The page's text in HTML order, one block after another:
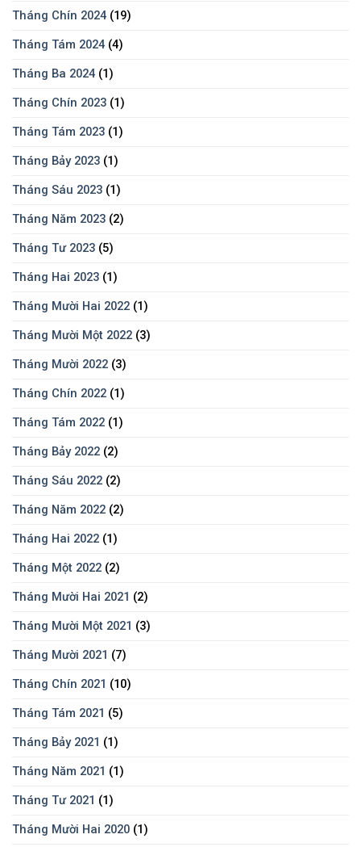
Tháng Chín 2024 (19)
Tháng Tám 2024 (4)
Tháng Ba 2024 (1)
Tháng Chín 2023 (1)
Tháng Tám 2023 (1)
Tháng Bảy 2023 (1)
Tháng Sáu 2023 (1)
Tháng Năm 2023 (2)
Tháng Tư 2023 (5)
Tháng Hai 2023 (1)
Tháng Mười Hai 2022 (1)
Tháng Mười Một 2022 (3)
Tháng Mười 2022 (3)
Tháng Chín 2022 (1)
Tháng Tám 2022 (1)
Tháng Bảy 2022 (2)
Tháng Sáu 2022 (2)
Tháng Năm 2022 (2)
Tháng Hai 2022 (1)
Tháng Một 2022 (2)
Tháng Mười Hai 2021 (2)
Tháng Mười Một 2021 (3)
Tháng Mười 2021 (7)
Tháng Chín 2021 (10)
Tháng Tám 2021 (5)
Tháng Bảy 2021 (1)
Tháng Năm 2021 (1)
Tháng Tư 2021 (1)
Tháng Mười Hai 2020 (1)